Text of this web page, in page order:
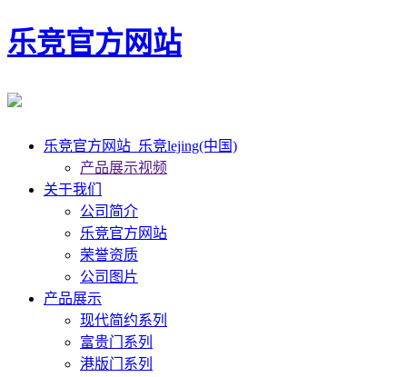
乐竞官方网站
乐竞官方网站_乐竞lejing(中国)
产品展示视频
关于我们
公司简介
乐竞官方网站
荣誉资质
公司图片
产品展示
现代简约系列
富贵门系列
港版门系列